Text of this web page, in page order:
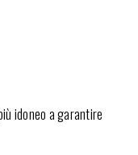
idoneo a garantire